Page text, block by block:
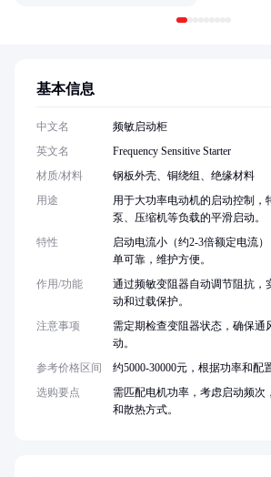
基本信息
中文名
频敏启动柜
英文名
Frequency Sensitive Starter
材质/材料
钢板外壳、铜绕组、绝缘材料
用途
用于大功率电动机的启动控制，
泵、压缩机等负载的平滑启动。
特性
启动电流小（约2-3倍额定电流
单可靠，维护方便。
作用/功能
通过频敏变阻器自动调节阻抗，
动和过载保护。
注意事项
需定期检查变阻器状态，确保通
动。
参考价格区间
约5000-30000元，根据功率和配
选购要点
需匹配电机功率，考虑启动频次
和散热方式。